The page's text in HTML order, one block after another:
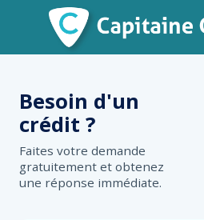
Besoin d'un
crédit ?
Faites votre demande
gratuitement et obtenez
une réponse immédiate.